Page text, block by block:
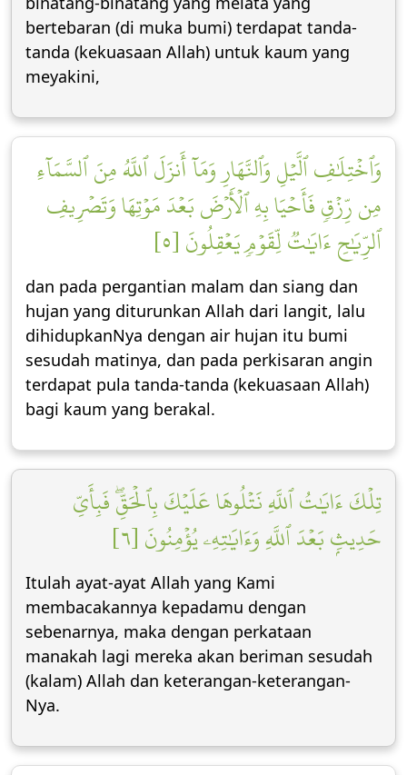
bertebaran (di muka bumi) terdapat tanda-
tanda (kekuasaan Allah) untuk kaum yang
meyakini,
وَٱخۡتِلَٰفِ ٱلَّيۡلِ وَٱلنَّهَارِ وَمَآ أَنزَلَ ٱللَّهُ مِنَ ٱلسَّمَآءِ
مِن رِّزۡقٖ فَأَحۡيَا بِهِ ٱلۡأَرۡضَ بَعۡدَ مَوۡتِهَا وَتَصۡرِيفِ
ٱلرِّيَٰحِ ءَايَٰتٞ لِّقَوۡمٖ يَعۡقِلُونَ [٥]
dan pada pergantian malam dan siang dan
hujan yang diturunkan Allah dari langit, lalu
dihidupkanNya dengan air hujan itu bumi
sesudah matinya, dan pada perkisaran angin
terdapat pula tanda-tanda (kekuasaan Allah)
bagi kaum yang berakal.
تِلۡكَ ءَايَٰتُ ٱللَّهِ نَتۡلُوهَا عَلَيۡكَ بِٱلۡحَقِّۖ فَبِأَيِّ
حَدِيثِۭ بَعۡدَ ٱللَّهِ وَءَايَٰتِهِۦ يُؤۡمِنُونَ [٦]
Itulah ayat-ayat Allah yang Kami
membacakannya kepadamu dengan
sebenarnya, maka dengan perkataan
manakah lagi mereka akan beriman sesudah
(kalam) Allah dan keterangan-keterangan-
Nya.